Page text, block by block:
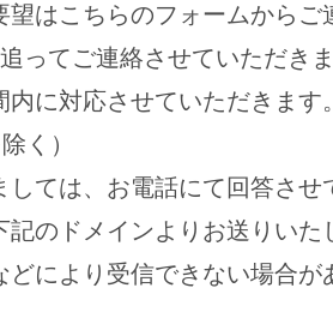
はこちらのフォームからご
ってご連絡させていただきま
に対応させていただきます。
く）
ては、お電話にて回答させ
のドメインよりお送りいた
により受信できない場合が